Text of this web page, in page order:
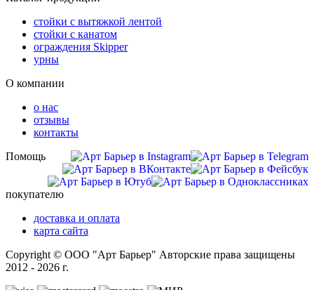
стойки с вытяжкой лентой
стойки с канатом
ограждения Skipper
урны
О компании
о нас
отзывы
контакты
Помощь
покупателю
доставка и оплата
карта сайта
Copyright © ООО "Арт Барьер" Авторские права защищены
2012 - 2026 г.